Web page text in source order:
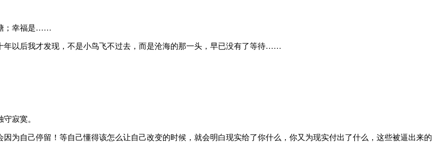
；幸福是……
年以后我才发现，不是小鸟飞不过去，而是沧海的那一头，早已没有了等待……
寂寞。
为自己停留！等自己懂得该怎么让自己改变的时候，就会明白现实给了你什么，你又为现实付出了什么，这些被逼出来的